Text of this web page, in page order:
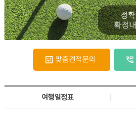
맞춤견적문의
여행일정표